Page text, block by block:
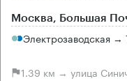
Москва, Большая
Электрозаводская
1.39 км → улица